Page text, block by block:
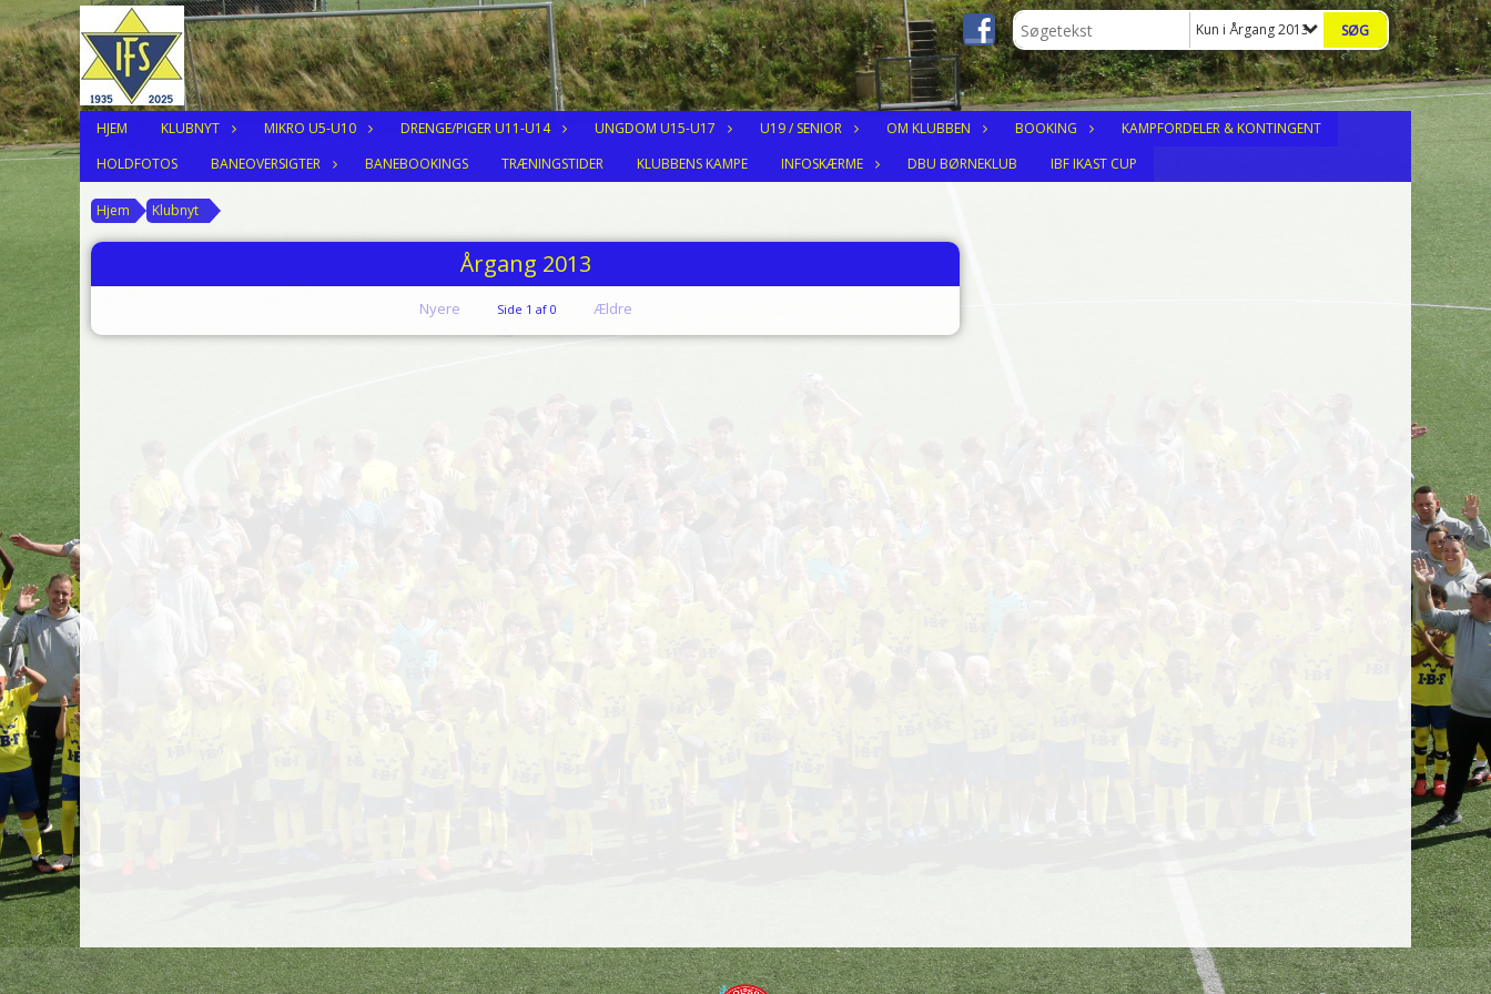
Kun i Årgang 2013
HJEM KLUBNYT MIKRO U5-U10 DRENGE/PIGER U11-U14 UNGDOM U15-U17 U19 / SENIOR OM KLUBBEN BOOKING
KAMPFORDELER & KONTINGENT
HOLDFOTOS
BANEOVERSIGTER BANEBOOKINGS TRÆNINGSTIDER KLUBBENS KAMPE INFOSKÆRME DBU BØRNEKLUB IBF IKAST CUP
Hjem Klubnyt
Årgang 2013
Nyere Side 1 af 0 Ældre